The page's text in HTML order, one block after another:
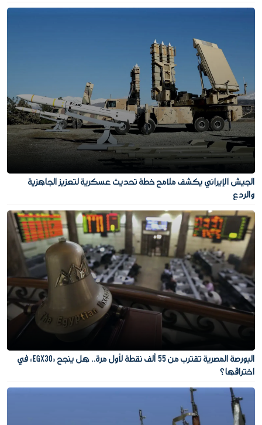
الجيش الإيراني يكشف ملامح خطة تحديث عسكرية لتعزيز الجاهزية
والردع
البورصة المصرية تقترب من 55 ألف نقطة لأول مرة.. هل ينجح «EGX30» في
اختراقها؟